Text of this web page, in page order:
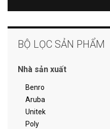
BỘ LỌC SẢN PHẨM
Nhà sản xuất
Benro
Aruba
Unitek
Poly